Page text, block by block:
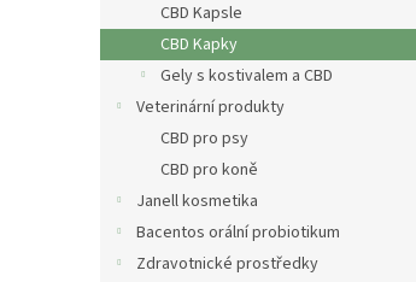
a
n
CBD Kapsle
CBD Kapky
Gely s kostivalem a CBD
Veterinární produkty
CBD pro psy
CBD pro koně
Janell kosmetika
Bacentos orální probiotikum
Zdravotnické prostředky